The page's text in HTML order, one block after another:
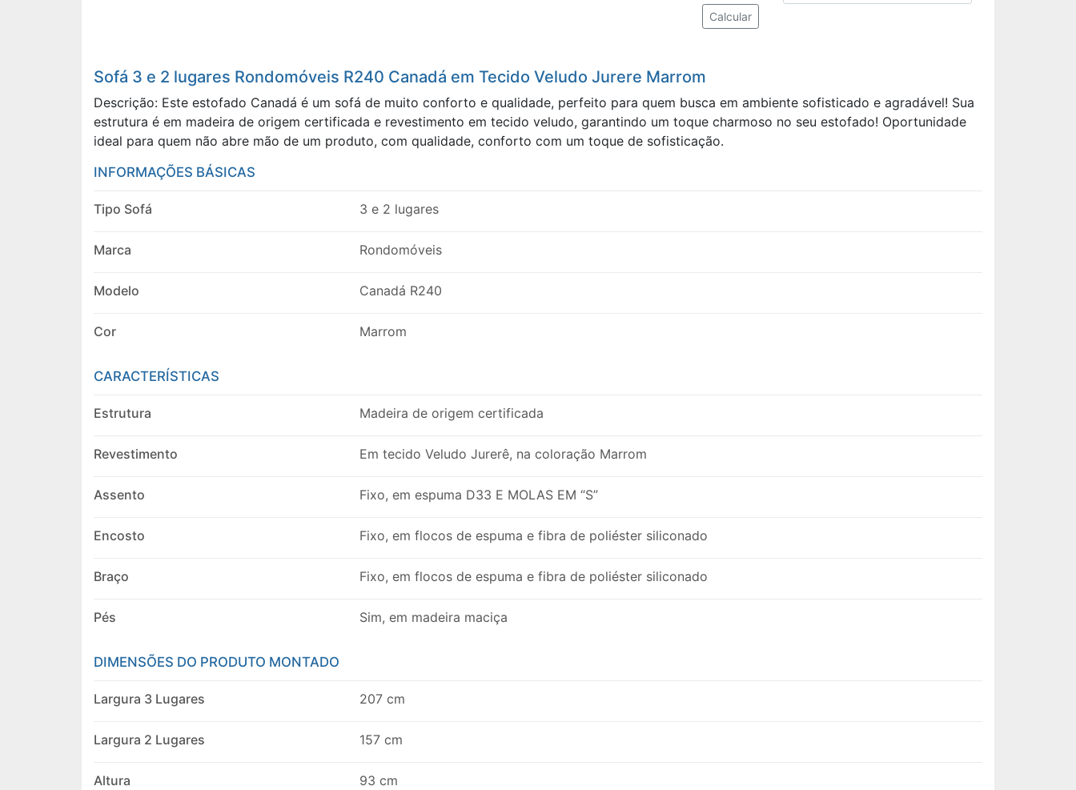
Calcular
Sofá 3 e 2 lugares Rondomóveis R240 Canadá em Tecido Veludo Jurere Marrom
Descrição: Este estofado Canadá é um sofá de muito conforto e qualidade, perfeito para quem busca em ambiente sofisticado e agradável! Sua
estrutura é em madeira de origem certificada e revestimento em tecido veludo, garantindo um toque charmoso no seu estofado! Oportunidade
ideal para quem não abre mão de um produto, com qualidade, conforto com um toque de sofisticação.
INFORMAÇÕES BÁSICAS
Tipo Sofá 3 e 2 lugares
Marca Rondomóveis
Modelo Canadá R240
Cor Marrom
CARACTERÍSTICAS
Estrutura Madeira de origem certificada
Revestimento Em tecido Veludo Jurerê, na coloração Marrom
Assento Fixo, em espuma D33 E MOLAS EM “S”
Encosto Fixo, em flocos de espuma e fibra de poliéster siliconado
Braço Fixo, em flocos de espuma e fibra de poliéster siliconado
Pés Sim, em madeira maciça
DIMENSÕES DO PRODUTO MONTADO
Largura 3 Lugares 207 cm
Largura 2 Lugares 157 cm
Altura 93 cm